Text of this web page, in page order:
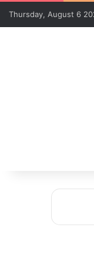
Thursday, August 6